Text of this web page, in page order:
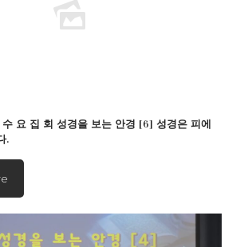
요 집 회 성경을 보는 안경 [6] 성경은 피에
.